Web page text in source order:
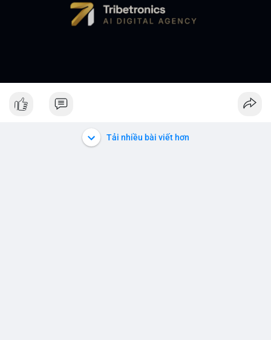
Tải nhiều bài viết hơn